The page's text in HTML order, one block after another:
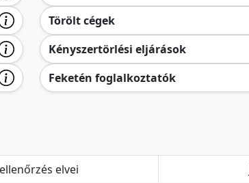
Törölt cégek
Kényszertörlési eljárások
Feketén foglalkoztatók
elvei